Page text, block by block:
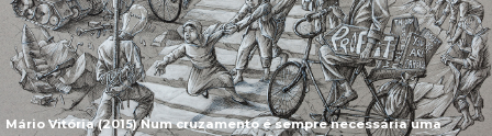
Mário Vitória (2015) Num cruzamento é sempre necessária uma